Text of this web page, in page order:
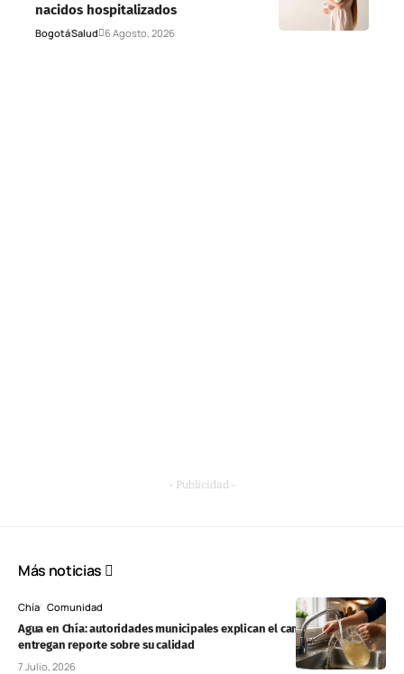
nacidos hospitalizados
BogotáSalud 6 Agosto, 2026
- Publicidad -
Más noticias
Chía Comunidad
Agua en Chía: autoridades municipales explican el cambio de color y
entregan reporte sobre su calidad
7 Julio, 2026